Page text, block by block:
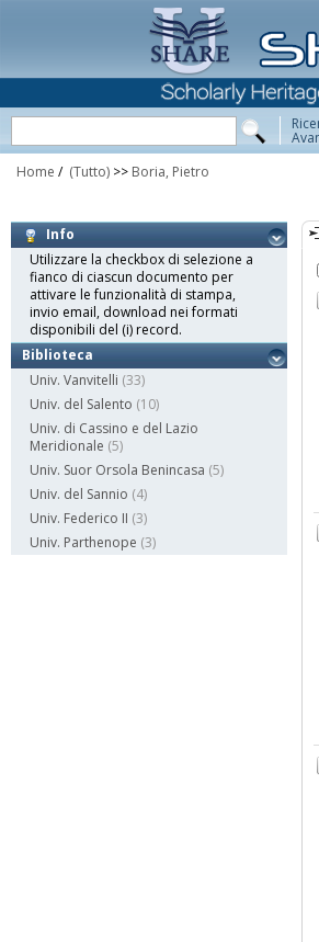
Home / (Tutto) >> Boria, Pietro
Info
Utilizzare la checkbox di selezione a
fianco di ciascun documento per
attivare le funzionalità di stampa,
invio email, download nei formati
disponibili del (i) record.
Biblioteca
Univ. Vanvitelli (33)
Univ. del Salento (10)
Univ. di Cassino e del Lazio
Meridionale (5)
Univ. Suor Orsola Benincasa (5)
Univ. del Sannio (4)
Univ. Federico II (3)
Univ. Parthenope (3)